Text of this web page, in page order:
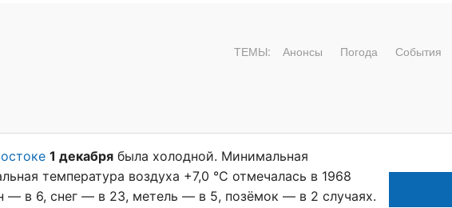
ТЕМЫ: Анонсы Погода События
1 декабря была холодной. Минимальная
температура воздуха +7,0 °С отмечалась в 1968
— в 6, снег — в 23, метель — в 5, позёмок — в 2 случаях.